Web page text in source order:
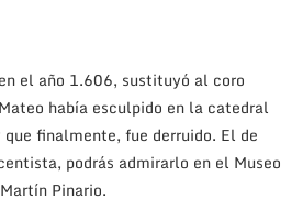
el año 1.606, sustituyó al coro
había esculpido en la catedral
finalmente, fue derruido. El de
podrás admirarlo en el Museo
Pinario.